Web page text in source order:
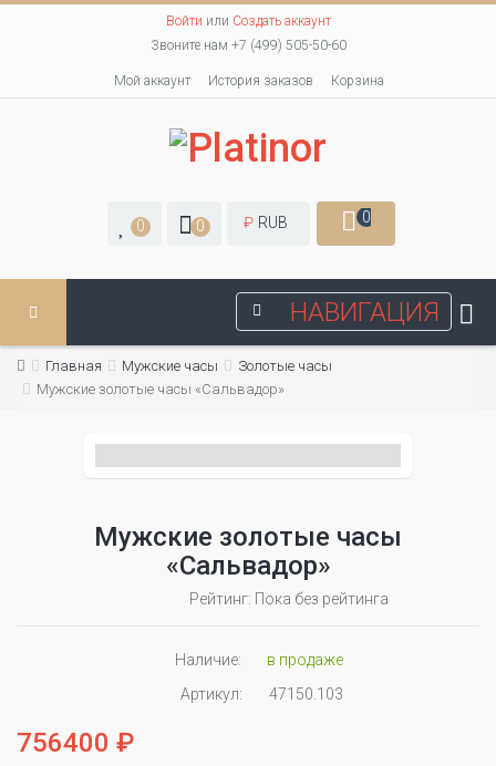
Войти или Создать аккаунт
Звоните нам +7 (499) 505-50-60
Мой аккаунт История заказов Корзина
0 0 ₽ RUB 0
НАВИГАЦИЯ
Главная Мужские часы
Золотые часы
Мужские золотые часы «Сальвадор»
Мужские золотые часы
«Сальвадор»
Рейтинг: Пока без рейтинга
Наличие:
в продаже
Артикул:
47150.103
756400 ₽